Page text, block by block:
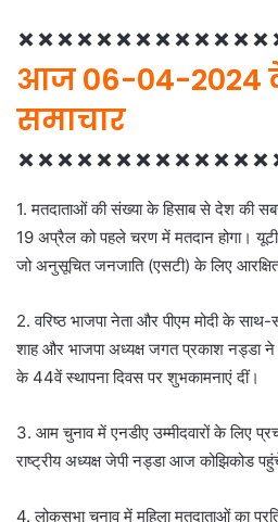
आज 06-04-2024
समाचार
1. मतदाताओं की संख्या के हिसाब से देश की
19 अप्रैल को पहले चरण में मतदान होगा। यूटी
जो अनुसूचित जनजाति (एसटी) के लिए
2. वरिष्ठ भाजपा नेता और पीएम मोदी के
शाह और भाजपा अध्यक्ष जगत प्रकाश नड्डा ने
के 44वें स्थापना दिवस पर शुभकामनाएं दीं।
3. आम चुनाव में एनडीए उम्मीदवारों के लिए
राष्ट्रीय अध्यक्ष जेपी नड्डा आज कोझिकोड
4. लोकसभा चुनाव में महिला मतदाताओं का